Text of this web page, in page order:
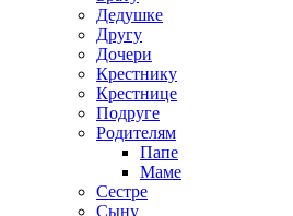
Дедушке
Другу
Дочери
Крестнику
Крестнице
Подруге
Родителям
Папе
Маме
Сестре
Сыну